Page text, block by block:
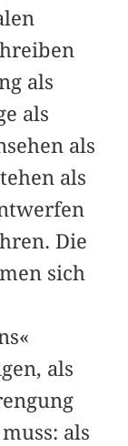
als
als
als
als
Die
sich
als
als